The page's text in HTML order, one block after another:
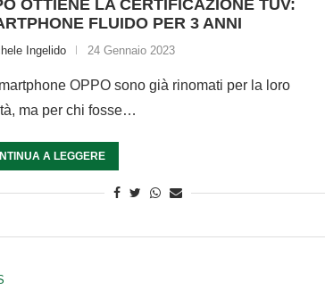
OTTIENE LA CERTIFICAZIONE TÜV:
FLUIDO PER 3 ANNI
Ingelido 24 Gennaio 2023
OPPO sono già rinomati per la loro
ma per chi fosse…
A LEGGERE